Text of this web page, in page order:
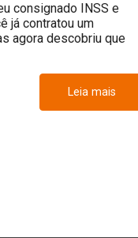
consignado INSS e
já contratou um
agora descobriu que
Leia mais